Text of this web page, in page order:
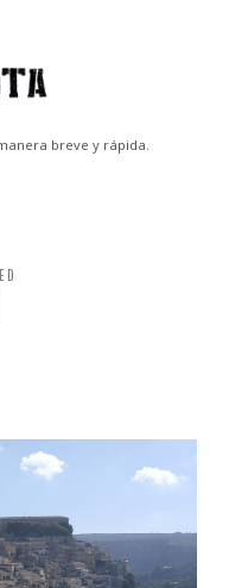
breve y rápida.